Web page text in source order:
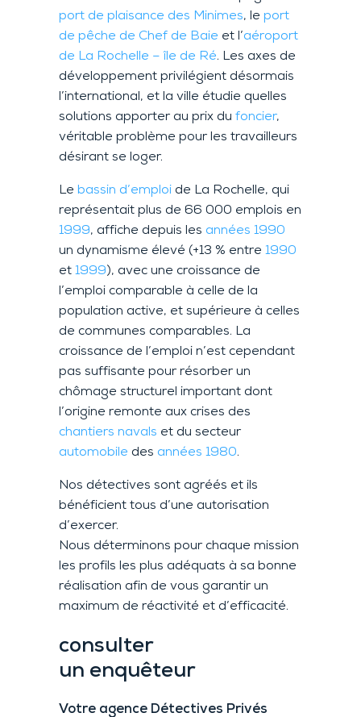
port de plaisance des Minimes, le port
de pêche de Chef de Baie et l’aéroport
de La Rochelle – île de Ré. Les axes de
développement privilégient désormais
l’international, et la ville étudie quelles
solutions apporter au prix du foncier,
véritable problème pour les travailleurs
désirant se loger.
Le bassin d’emploi de La Rochelle, qui
représentait plus de 66 000 emplois en
1999, affiche depuis les années 1990
un dynamisme élevé (+13 % entre 1990
et 1999), avec une croissance de
l’emploi comparable à celle de la
population active, et supérieure à celles
de communes comparables. La
croissance de l’emploi n’est cependant
pas suffisante pour résorber un
chômage structurel important dont
l’origine remonte aux crises des
chantiers navals et du secteur
automobile des années 1980.
Nos détectives sont agréés et ils
bénéficient tous d’une autorisation
d’exercer.
Nous déterminons pour chaque mission
les profils les plus adéquats à sa bonne
réalisation afin de vous garantir un
maximum de réactivité et d’efficacité.
consulter
un enquêteur
Votre agence Détectives Privés